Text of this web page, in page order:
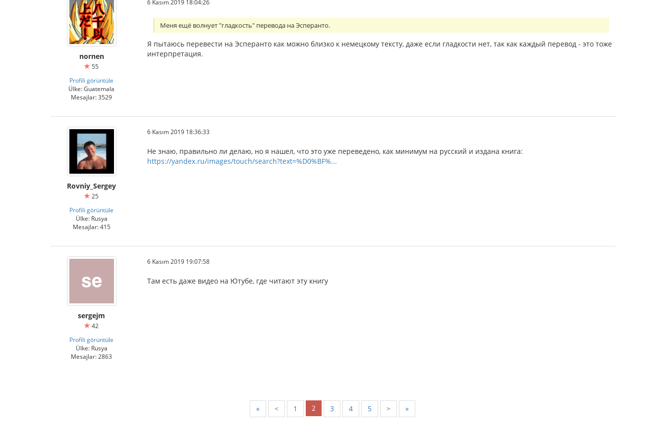
nornen
55
Profili görüntüle
Ülke: Guatemala
Mesajlar: 3529
6 Kasım 2019 18:04:26
Меня ещё волнует "гладкость" перевода на Эсперанто.
Я пытаюсь перевести на Эсперанто как можно близко к немецкому тексту, даже если гладкости нет, так как каждый перевод - это тоже
интерпретация.
Rovniy_Sergey
25
Profili görüntüle
Ülke: Rusya
Mesajlar: 415
6 Kasım 2019 18:36:33
Не знаю, правильно ли делаю, но я нашел, что это уже переведено, как минимум на русский и издана книга:
https://yandex.ru/images/touch/search?text=%D0%BF%...
sergejm
42
Profili görüntüle
Ülke: Rusya
Mesajlar: 2863
6 Kasım 2019 19:07:58
Там есть даже видео на Ютубе, где читают эту книгу
« < 1 2 3 4 5 > »